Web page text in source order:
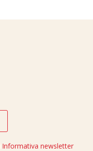
Informativa newsletter